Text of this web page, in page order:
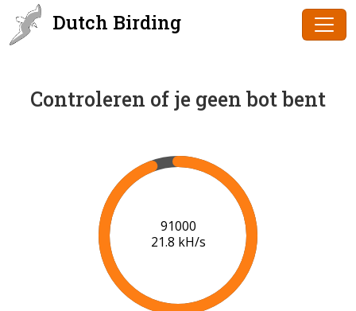
Dutch Birding
Controleren of je geen bot bent
91000
21.8 kH/s